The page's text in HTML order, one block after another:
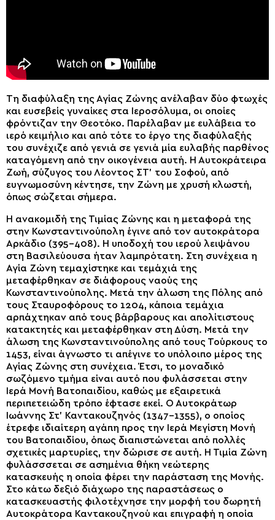
Τη διαφύλαξη της Αγίας Ζώνης ανέλαβαν δύο φτωχές
και ευσεβείς γυναίκες στα Ιεροσόλυμα, οι οποίες
φρόντιζαν την Θεοτόκο. Παρέλαβαν με ευλάβεια το
ιερό κειμήλιο και από τότε το έργο της διαφύλαξής
του συνέχιζε από γενιά σε γενιά μία ευλαβής παρθένος
καταγόμενη από την οικογένεια αυτή. Η Αυτοκράτειρα
Ζωή, σύζυγος του Λέοντος ΣΤ’ του Σοφού, από
ευγνωμοσύνη κέντησε, την Ζώνη με χρυσή κλωστή,
όπως σώζεται σήμερα.
Η ανακομιδή της Τιμίας Ζώνης και η μεταφορά της
στην Κωνσταντινούπολη έγινε από τον αυτοκράτορα
Αρκάδιο (395-408). Η υποδοχή του ιερού λειψάνου
στη Βασιλεύουσα ήταν λαμπρότατη. Στη συνέχεια η
Αγία Ζώνη τεμαχίστηκε και τεμάχιά της
μεταφέρθηκαν σε διάφορους ναούς της
Κωνσταντινούπολης. Μετά την άλωση της Πόλης από
τους Σταυροφόρους το 1204, κάποια τεμάχια
αρπάχτηκαν από τους βάρβαρους και απολίτιστους
κατακτητές και μεταφέρθηκαν στη Δύση. Μετά την
άλωση της Κωνσταντινούπολης από τους Τούρκους το
1453, είναι άγνωστο τι απέγινε το υπόλοιπο μέρος της
Αγίας Ζώνης στη συνέχεια. Έτσι, το μοναδικό
σωζόμενο τμήμα είναι αυτό που φυλάσσεται στην
Ιερά Μονή Βατοπαιδίου, καθώς με εξαιρετικά
περιπετειώδη τρόπο έφτασε εκεί. Ο Αυτοκράτωρ
Ιωάννης Στ’ Καντακουζηνός (1347-1355), ο οποίος
έτρεφε ιδιαίτερη αγάπη προς την Ιερά Μεγίστη Μονή
του Βατοπαιδίου, όπως διαπιστώνεται από πολλές
σχετικές μαρτυρίες, την δώρισε σε αυτή. Η Τιμία Ζώνη
φυλάσσσεται σε ασημένια θήκη νεώτερης
κατασκευής η οποία φέρει την παράσταση της Μονής.
Στο κάτω δεξιό διάχωρο της παραστάσεως ο
κατασκευαστής φιλοτέχνησε την μορφή του δωρητή
Αυτοκράτορα Καντακουζηνού και επιγραφή η οποία